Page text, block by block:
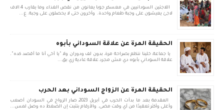
اللاجئين السودانيين في معسكر جوبا يعانون من نقص الغذاء وما يقارب 4 الاف
لاجئ يعيشون على وجبة طعام واحدة. وأخرون حتى لا يحصلون على وجبة. ع...
الحقيقة المرة عن علاقة السوداني بأبوه
يا جماعة، خلينا نتكلم بصراحة مرة، بدون لف ودوران ولا "يا أخي أنا ما أقصد كده".
علاقة السوداني بأبوه دي مش مجرد علاقة عادية زي بق...
الحقيقة المرة عن الزواج السوداني بعد الحرب
المقدمة بعد ما بدأت الحرب في أبريل 2023، صار الزواج في السودان أصعب
وأغلى وأكثر تعقيدًا من أي وقت مضى. والأرقام بتثبت إن الضغط ده وصل لمس...